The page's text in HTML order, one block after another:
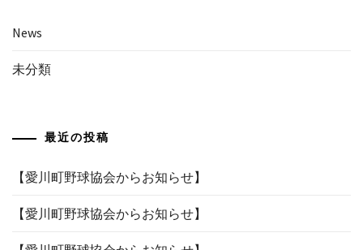
News
未分類
最近の投稿
【愛川町野球協会からお知らせ】
【愛川町野球協会からお知らせ】